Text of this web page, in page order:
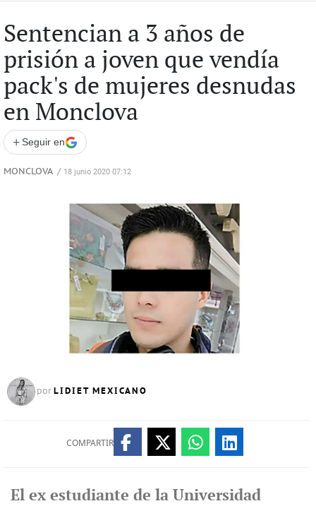
Sentencian a 3 años de
prisión a joven que vendía
pack's de mujeres desnudas
en Monclova
+ Seguir en
MONCLOVA / 18 junio 2020 07:12
por LIDIET MEXICANO
COMPARTIR
El ex estudiante de la Universidad